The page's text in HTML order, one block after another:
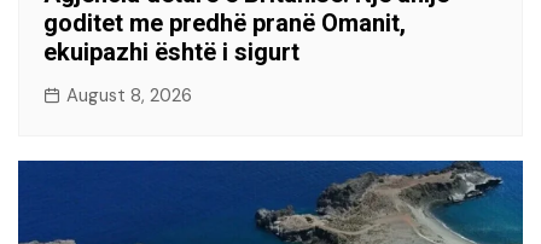
goditet me predhë pranë Omanit,
ekuipazhi është i sigurt
August 8, 2026